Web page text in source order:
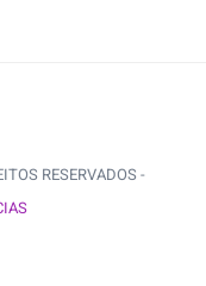
RESERVADOS -